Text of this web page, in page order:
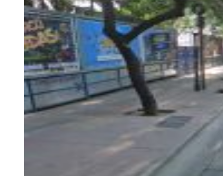
NOTICIERO 9
PROTAGONISTAS
EL NUEVE STREAMS
PROGRAMACIÓN
EN VIVO